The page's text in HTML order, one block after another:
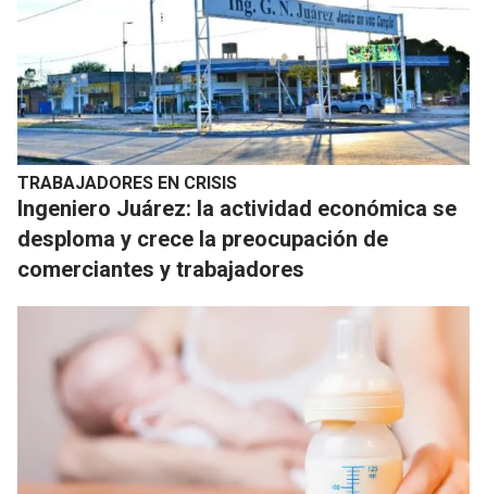
TRABAJADORES EN CRISIS
Ingeniero Juárez: la actividad económica se
desploma y crece la preocupación de
comerciantes y trabajadores